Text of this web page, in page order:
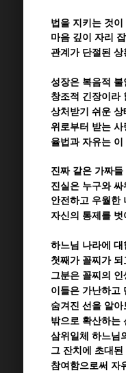
법을 지키는 것
마음 깊이 자리
관계가 단절된
성장은 복음적
창조적 긴장이라
상처받기 쉬운
위로부터 받는
율법과 자유는
진짜 같은 가짜들
진실은 누구와
안전하고 우월한
자신의 통제를
하느님 나라에
첫째가 꼴찌가
그분은 꼴찌의
이들은 가난하고
숨겨진 선을 알
밖으로 확산하는
삼위일체 하느님
그 잔치에 초대
참여함으로써 자